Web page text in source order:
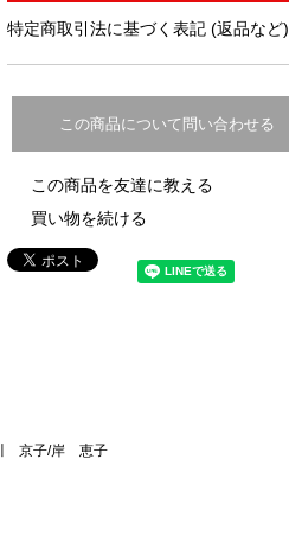
特定商取引法に基づく表記 (返品など)
この商品について問い合わせる
この商品を友達に教える
買い物を続ける
京子/岸 恵子